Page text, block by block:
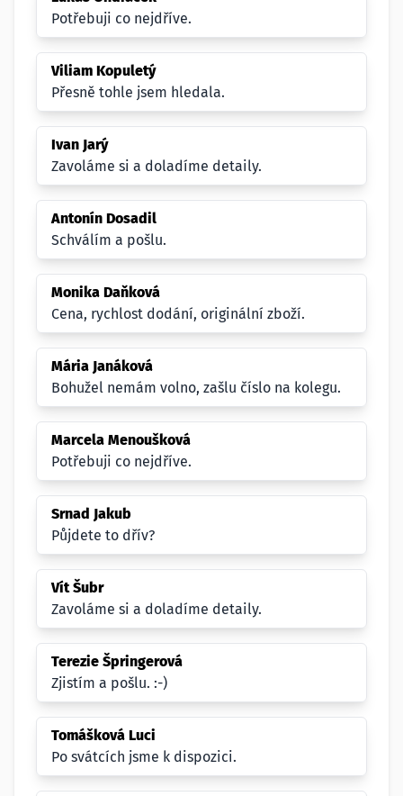
Potřebuji co nejdříve.
Viliam Kopuletý
Přesně tohle jsem hledala.
Ivan Jarý
Zavoláme si a doladíme detaily.
Antonín Dosadil
Schválím a pošlu.
Monika Daňková
Cena, rychlost dodání, originální zboží.
Mária Janáková
Bohužel nemám volno, zašlu číslo na kolegu.
Marcela Menoušková
Potřebuji co nejdříve.
Srnad Jakub
Půjdete to dřív?
Vít Šubr
Zavoláme si a doladíme detaily.
Terezie Špringerová
Zjistím a pošlu. :-)
Tomášková Luci
Po svátcích jsme k dispozici.